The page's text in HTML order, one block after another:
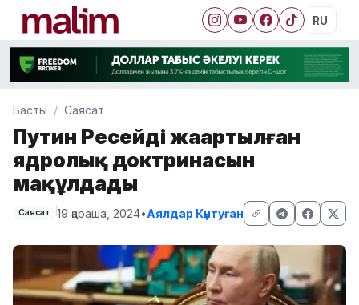
RU
Басты Саясат
Путин Ресейдің жаңартылған
ядролық доктринасын
мақұлдады
Саясат 19 қараша, 2024•Аялдар Күнтуған